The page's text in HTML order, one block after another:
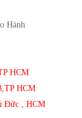
Hành
HCM
HCM
Đức , HCM